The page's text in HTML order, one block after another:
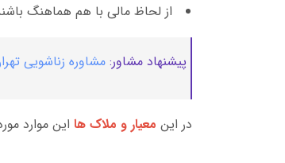
از لحاظ مالی با هم هماهنگ
پیشنهاد مشاور: مشاوره زناشویی
در این معیار و ملاک ها این موارد